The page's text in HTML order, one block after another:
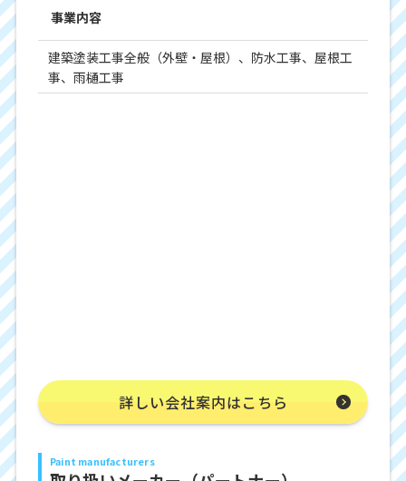
事業内容
建築塗装工事全般（外壁・屋根）、防水工事、屋根工
事、雨樋工事
詳しい会社案内はこちら
Paint manufacturers